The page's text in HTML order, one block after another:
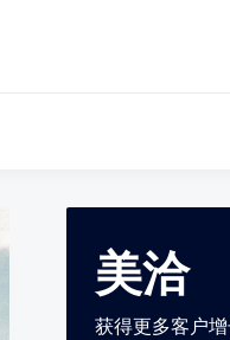
美洽
获得更多客户